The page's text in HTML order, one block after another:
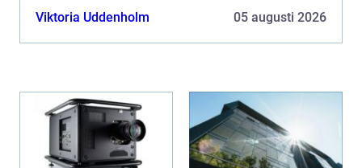
Viktoria Uddenholm
05 augusti 2026